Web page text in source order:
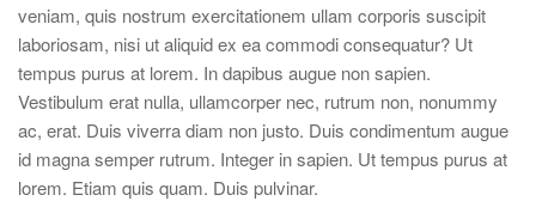
veniam, quis nostrum exercitationem ullam corporis suscipit
laboriosam, nisi ut aliquid ex ea commodi consequatur? Ut
tempus purus at lorem. In dapibus augue non sapien.
Vestibulum erat nulla, ullamcorper nec, rutrum non, nonummy
ac, erat. Duis viverra diam non justo. Duis condimentum augue
id magna semper rutrum. Integer in sapien. Ut tempus purus at
lorem. Etiam quis quam. Duis pulvinar.